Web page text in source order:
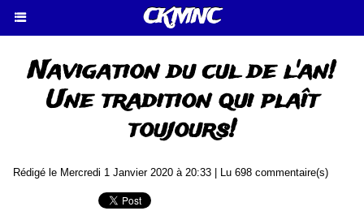
CKMNC
Navigation du cul de l'an!
Une tradition qui plaît
toujours!
Rédigé le Mercredi 1 Janvier 2020 à 20:33 | Lu 698 commentaire(s)